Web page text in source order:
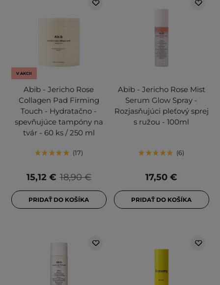
V AKCII
Abib - Jericho Rose
Collagen Pad Firming
Touch - Hydratačno -
spevňujúce tampóny na
tvár - 60 ks / 250 ml
17
18,90 €
15,12 €
PRIDAŤ DO KOŠÍKA
Abib - Jericho Rose Mist
Serum Glow Spray -
Rozjasňujúci pleťový sprej
s ružou - 100ml
6
17,50 €
PRIDAŤ DO KOŠÍKA